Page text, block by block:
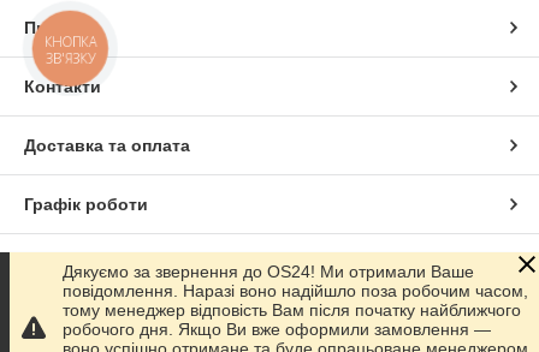
Про нас
Контакти
Доставка та оплата
Графік роботи
Повна версія сайту
Сайт створено на маркетплейсіProm.ua
Дякуємо за звернення до OS24! Ми отримали Ваше
повідомлення. Наразі воно надійшло поза робочим часом,
тому менеджер відповість Вам після початку найближчого
робочого дня. Якщо Ви вже оформили замовлення —
КНОПКА
ЗВ'ЯЗКУ